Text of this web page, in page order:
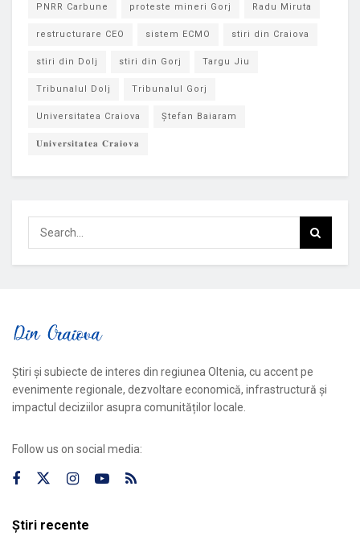
PNRR Carbune proteste mineri Gorj Radu Miruta
restructurare CEO sistem ECMO stiri din Craiova
stiri din Dolj stiri din Gorj Targu Jiu
Tribunalul Dolj Tribunalul Gorj
Universitatea Craiova Ștefan Baiaram
𝐔𝐧𝐢𝐯𝐞𝐫𝐬𝐢𝐭𝐚𝐭𝐞𝐚 𝐂𝐫𝐚𝐢𝐨𝐯𝐚
Știri și subiecte de interes din regiunea Oltenia, cu accent pe
evenimente regionale, dezvoltare economică, infrastructură și
impactul deciziilor asupra comunităților locale.
Follow us on social media:
Știri recente